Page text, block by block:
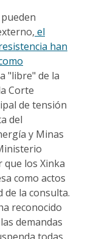
el
han
"libre" de la
Corte
de tensión
del
y Minas
que los Xinka
como actos
de la consulta.
reconocido
demandas